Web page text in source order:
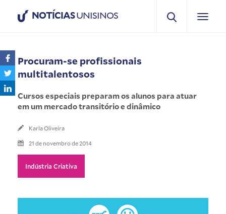
NOTÍCIASUNISINOS
Procuram-se profissionais
multitalentosos
Cursos especiais preparam os alunos para atuar
em um mercado transitório e dinâmico
Karla Oliveira
21 de novembro de 2014
Indústria Criativa